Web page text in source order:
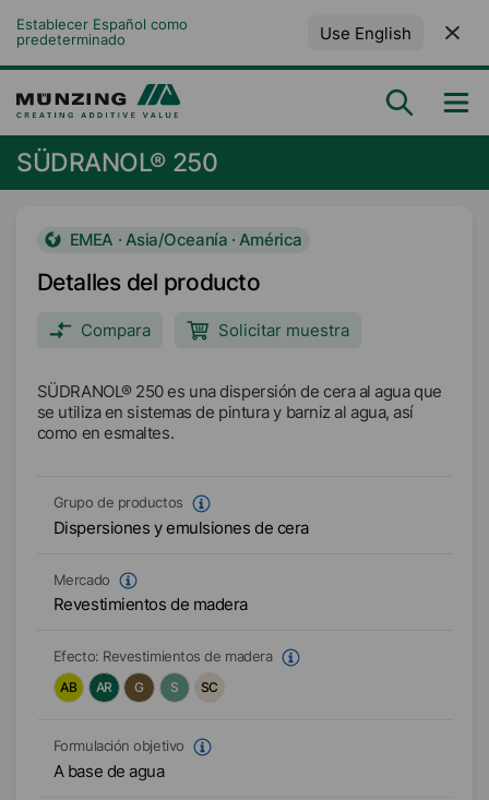
Establecer Español como
predeterminado
Use English
SÜDRANOL® 250
EMEA · Asia/Oceanía · América
Detalles del producto
Compara Solicitar muestra
SÜDRANOL® 250 es una dispersión de cera al agua que
se utiliza en sistemas de pintura y barniz al agua, así
como en esmaltes.
Grupo de productos
Dispersiones y emulsiones de cera
Mercado
Revestimientos de madera
Efecto: Revestimientos de madera
AB
AR G S SC
Formulación objetivo
A base de agua